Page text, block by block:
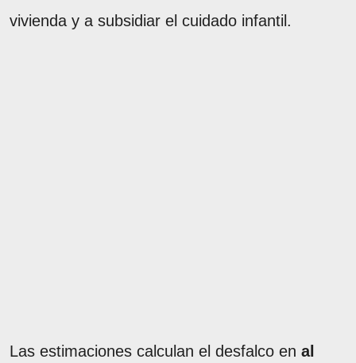
vivienda y a subsidiar el cuidado infantil.
Las estimaciones calculan el desfalco en al